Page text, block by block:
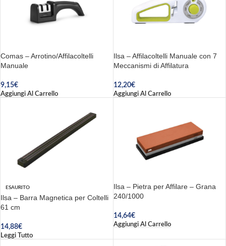
Comas – Arrotino/Affilacoltelli
Manuale
9,15€
Aggiungi Al Carrello
Ilsa – Affilacoltelli Manuale con 7
Meccanismi di Affilatura
12,20€
Aggiungi Al Carrello
ESAURITO
Ilsa – Barra Magnetica per Coltelli
61 cm
14,88€
Leggi Tutto
Ilsa – Pietra per Affilare – Grana
240/1000
14,64€
Aggiungi Al Carrello